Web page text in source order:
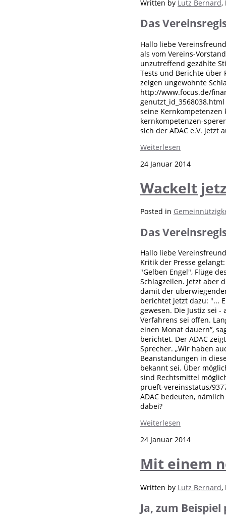
Written by Lutz Bernard,
Das
Hallo liebe
als vom Vereins-
unzutreffend gezählte
Tests und Berichte über
zeigen ungewohnte
http://www.focus.de/
seine
kernkompetenzen-
sich der ADAC e.V. jetzt
Weiterlesen
24 Januar 2014
Wackelt
Posted in
Das
Hallo liebe
Kritik der Presse
"Gelben Engel", Flüge
Schlagzeilen. Jetzt aber
damit der
berichtet jetzt dazu: "...
gewesen. Die Justiz sei
Verfahrens sei offen.
einen Monat dauern“,
berichtet. Der ADAC
Sprecher. „Wir haben
Beanstandungen in
bekannt sei. Über
sind Rechtsmittel
prueft-vereinsstatus/
ADAC bedeuten,
dabei?
Weiterlesen
24 Januar 2014
Mit einem
Written by Lutz Bernard,
Ja, zum